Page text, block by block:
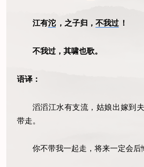
江有沱 ，之子归， 不我过 ！
不我过，其啸也歌。
语译：
滔滔江水有支流，姑娘出嫁到
带走。
你不带我一起走，将来一定会后